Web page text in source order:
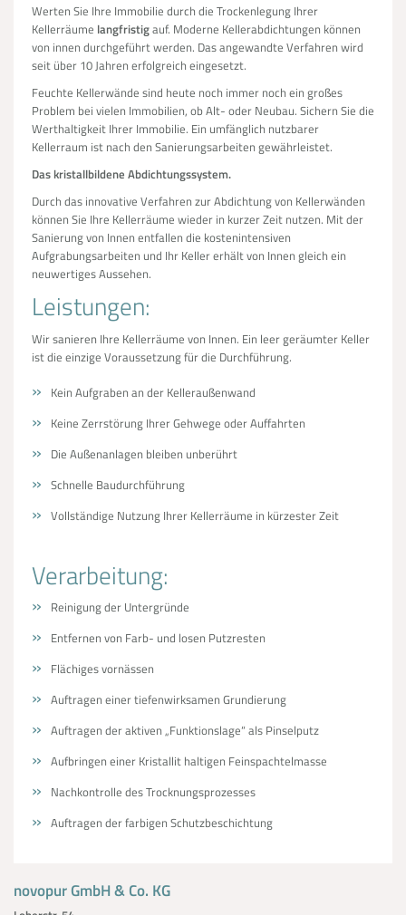
Werten Sie Ihre Immobilie durch die Trockenlegung Ihrer
Kellerräume langfristigauf. Moderne Kellerabdichtungen können
von innen durchgeführt werden. Das angewandte Verfahren wird
seit über 10 Jahren erfolgreich eingesetzt.
Feuchte Kellerwände sind heute noch immer noch ein großes
Problem bei vielen Immobilien, ob Alt- oder Neubau. Sichern Sie die
Werthaltigkeit Ihrer Immobilie. Ein umfänglich nutzbarer
Kellerraum ist nach den Sanierungsarbeiten gewährleistet.
Das kristallbildene Abdichtungssystem.
Durch das innovative Verfahren zur Abdichtung von Kellerwänden
können Sie Ihre Kellerräume wieder in kurzer Zeit nutzen. Mit der
Sanierung von Innen entfallen die kostenintensiven
Aufgrabungsarbeiten und Ihr Keller erhält von Innen gleich ein
neuwertiges Aussehen.
Leistungen:
Wir sanieren Ihre Kellerräume von Innen. Ein leer geräumter Keller
ist die einzige Voraussetzung für die Durchführung.
Kein Aufgraben an der Kelleraußenwand
Keine Zerrstörung Ihrer Gehwege oder Auffahrten
Die Außenanlagen bleiben unberührt
Schnelle Baudurchführung
Vollständige Nutzung Ihrer Kellerräume in kürzester Zeit
Verarbeitung:
Reinigung der Untergründe
Entfernen von Farb- und losen Putzresten
Flächiges vornässen
Auftragen einer tiefenwirksamen Grundierung
Auftragen der aktiven „Funktionslage“ als Pinselputz
Aufbringen einer Kristallit haltigen Feinspachtelmasse
Nachkontrolle des Trocknungsprozesses
Auftragen der farbigen Schutzbeschichtung
novopur GmbH & Co. KG